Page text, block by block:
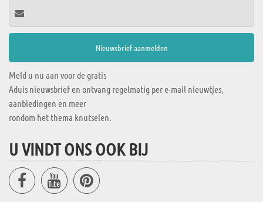
Meld u nu aan voor de gratis
Aduis nieuwsbrief en ontvang regelmatig per e-mail nieuwtjes,
aanbiedingen en meer
rondom het thema knutselen.
U VINDT ONS OOK BIJ